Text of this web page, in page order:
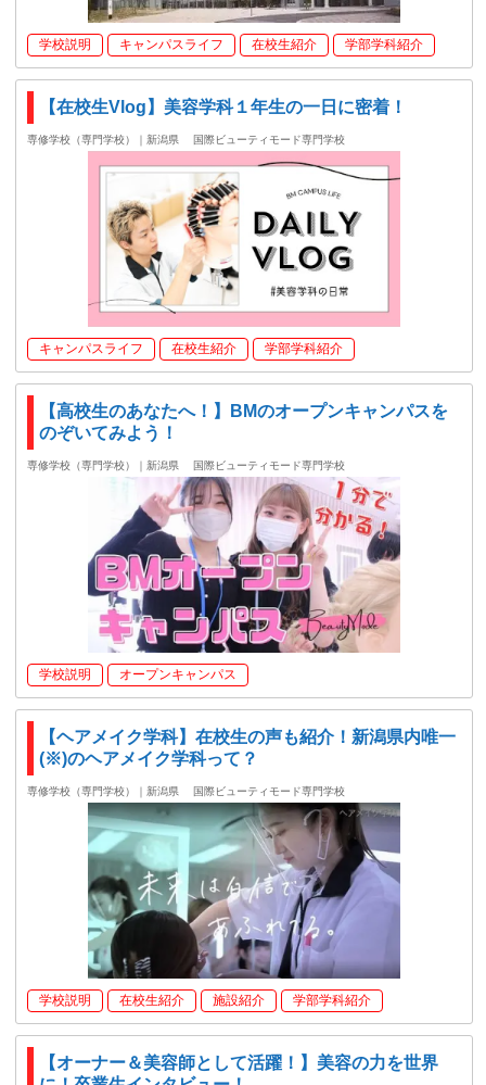
学校説明 キャンパスライフ 在校生紹介 学部学科紹介
【在校生Vlog】美容学科１年生の一日に密着！
専修学校（専門学校）｜新潟県 国際ビューティモード専門学校
キャンパスライフ 在校生紹介 学部学科紹介
【高校生のあなたへ！】BMのオープンキャンパスを
のぞいてみよう！
専修学校（専門学校）｜新潟県 国際ビューティモード専門学校
学校説明 オープンキャンパス
【ヘアメイク学科】在校生の声も紹介！新潟県内唯一
(※)のヘアメイク学科って？
専修学校（専門学校）｜新潟県 国際ビューティモード専門学校
学校説明 在校生紹介 施設紹介 学部学科紹介
【オーナー＆美容師として活躍！】美容の力を世界